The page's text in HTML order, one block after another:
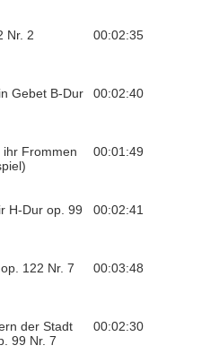
Nr. 2
00:02:35
Gebet B-Dur
00:02:40
ihr Frommen
00:01:49
H-Dur op. 99
00:02:41
122 Nr. 7
00:03:48
der Stadt
99 Nr. 7
00:02:30